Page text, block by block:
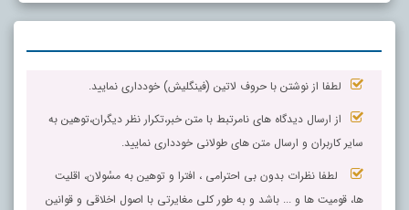
لطفا از نوشتن با حروف لاتین (فینگلیش) خودداری نمایید.
از ارسال دیدگاه های نامرتبط با متن خبر،تکرار نظر دیگران،توهین به
سایر کاربران و ارسال متن های طولانی خودداری نمایید.
لطفا نظرات بدون بی احترامی ، افترا و توهین به مسٔولان، اقلیت
ها، قومیت ها و ... باشد و به طور کلی مغایرتی با اصول اخلاقی و قوانین